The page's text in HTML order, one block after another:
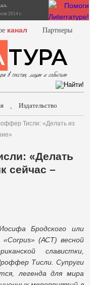
2014 г.
канал Партнеры
. Издательство
Тисли: «Делать из
«Делать
сейчас –
Бродского или
(АСТ) весной
славистки,
Тисли. Супруги
легенда для мира